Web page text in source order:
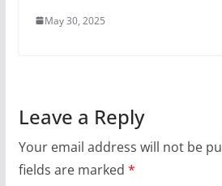
May 30, 2025
Leave a Reply
Your email address will not be
fields are marked *